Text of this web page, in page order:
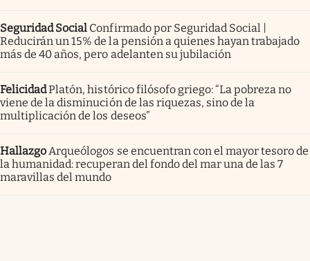
Seguridad Social Confirmado por Seguridad Social |
Reducirán un 15% de la pensión a quienes hayan trabajado
más de 40 años, pero adelanten su jubilación
FelicidadPlatón, histórico filósofo griego: “La pobreza no
viene de la disminución de las riquezas, sino de la
multiplicación de los deseos”
Hallazgo Arqueólogos se encuentran con el mayor tesoro de
la humanidad: recuperan del fondo del mar una de las 7
maravillas del mundo